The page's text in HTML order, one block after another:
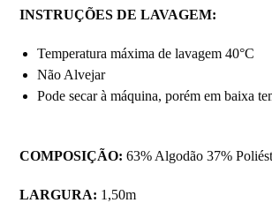
INSTRUÇÕES DE LAVAGEM:
Temperatura máxima de lavagem 40°C
Não Alvejar
Pode secar à máquina, porém em baixa
COMPOSIÇÃO: 63% Algodão 37%
LARGURA: 1,50m